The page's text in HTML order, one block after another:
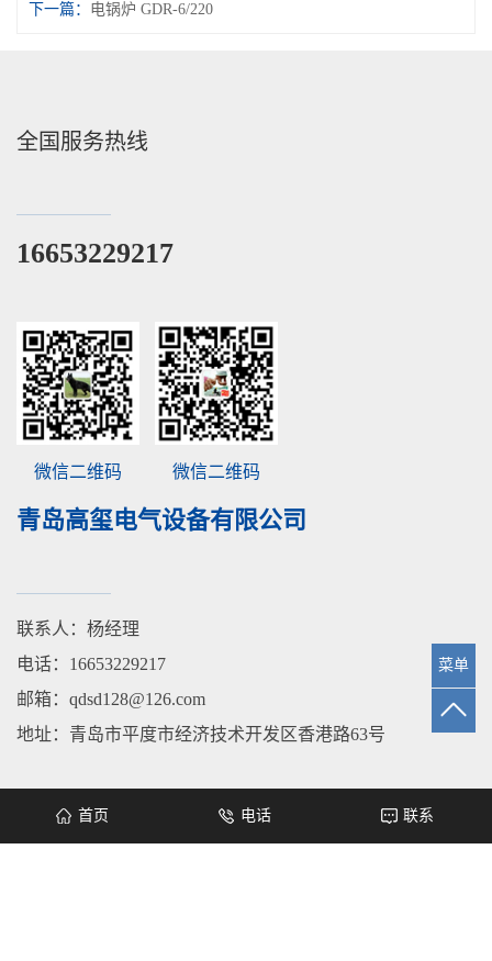
下一篇： 电锅炉 GDR-6/220
菜单
全国服务热线
16653229217
微信二维码 微信二维码
青岛高玺电气设备有限公司
联系人：杨经理
电话：16653229217
邮箱：qdsd128@126.com
地址：青岛市平度市经济技术开发区香港路63号
首页 电话 联系